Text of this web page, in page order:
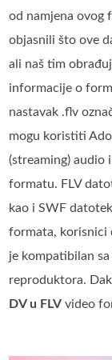
od namjena ovog
objasnili što ove
ali naš tim
informacije o
nastavak .flv
mogu koristiti
(streaming) audio
formatu. FLV
kao i SWF
formata, korisnici
je kompatibilan
reproduktora.
DV u FLV video